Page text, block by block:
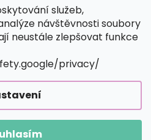
služeb,
návštěvnosti soubory
neustále zlepšovat funkce
privacy/
Rakousko
. Všechna práva vyhrazena.